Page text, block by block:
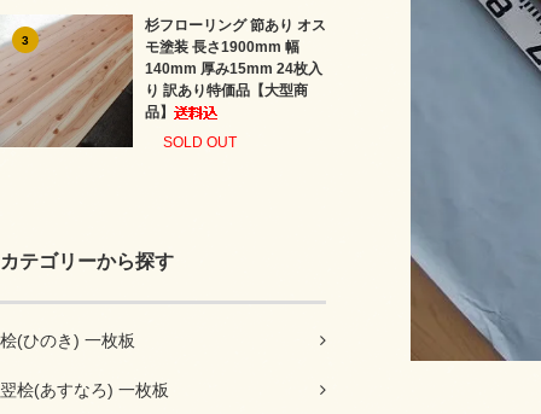
3
杉フローリング 節あり オス
モ塗装 長さ1900mm 幅
140mm 厚み15mm 24枚入
り 訳あり特価品【大型商
品】
SOLD OUT
カテゴリーから探す
桧(ひのき) 一枚板
翌桧(あすなろ) 一枚板